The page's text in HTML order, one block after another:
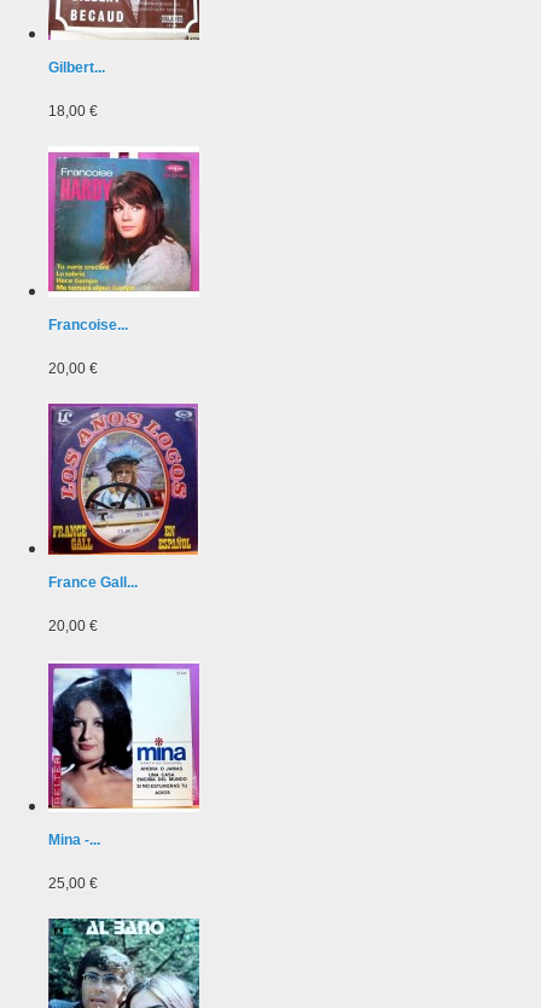
Gilbert...
18,00 €
Francoise...
20,00 €
France Gall...
20,00 €
Mina -...
25,00 €